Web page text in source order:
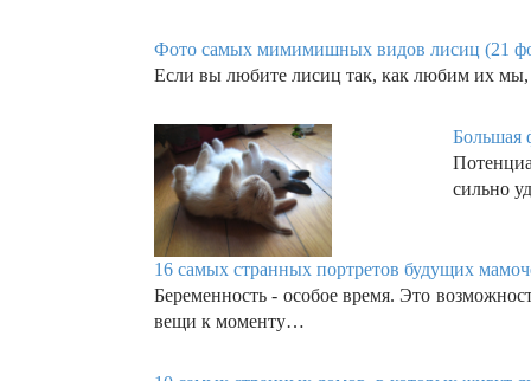
Фото самых мимимишных видов лисиц (21
Если вы любите лисиц так, как любим их мы,
Большая
сильно
16 самых странных портретов будущих
Беременность - особое время. Это
вещи к моменту…